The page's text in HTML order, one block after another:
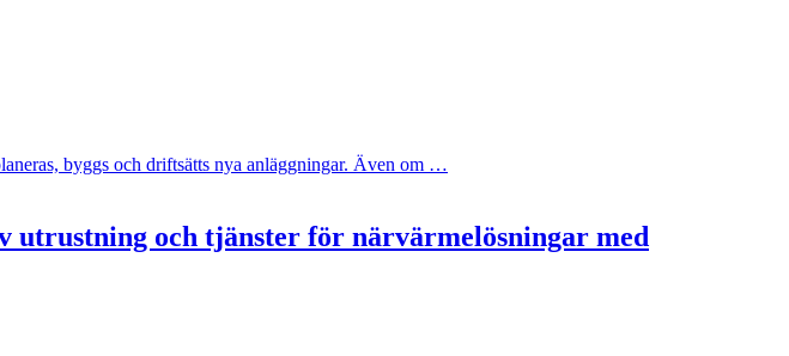
byggs och driftsätts nya anläggningar. Även om …
utrustning och tjänster för närvärmelösningar med